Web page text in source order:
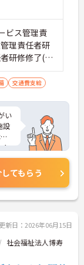
ビス管理責
理責任者研
研修修了(ま
修了)③普通
交通費支給
い
設
ト
ま
囲
、
請
ト
ち
てもらう
新日：2026年06月15日
社会福祉法人博寿